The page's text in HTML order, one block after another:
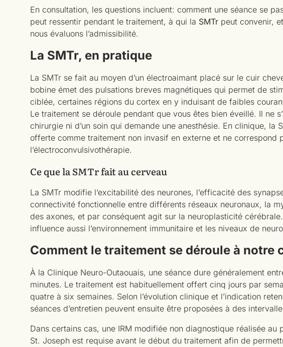
En consultation, les questions incluent: comment une séance se
peut ressentir pendant le traitement, à qui la SMTr peut convenir,
nous évaluons l’admissibilité.
La SMTr, en pratique
La SMTr se fait au moyen d’un électroaimant placé sur le cuir
bobine émet des pulsations breves magnétiques qui permet de
ciblée, certaines régions du cortex en y induisant de faibles
Le traitement se déroule pendant que vous êtes bien éveillé. Il ne
chirurgie ni d’un soin qui demande une anesthésie. En clinique, la
offerte comme traitement non invasif en externe et ne correspond
l’électroconvulsivothérapie.
Ce que la SMTr fait au cerveau
La SMTr modifie l’excitabilité des neurones, l’efficacité des
connectivité fonctionnelle entre différents réseaux neuronaux, la
des axones, et par conséquent agit sur la neuroplasticité
influence aussi l’environnement immunitaire et les niveaux de
Comment le traitement se déroule à notre
À la Clinique Neuro-Outaouais, une séance dure généralement
minutes. Le traitement est habituellement offert cinq jours par
quatre à six semaines. Selon l’évolution clinique et l’indication
séances d’entretien peuvent ensuite être proposées à des
Dans certains cas, une IRM modifiée non diagnostique réalisée au
St. Joseph est requise avant le début du traitement afin de